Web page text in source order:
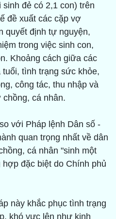
đẻ có 2,1 con) trên
đề xuất các cặp vợ
quyết định tự nguyện,
trong việc sinh con,
Khoảng cách giữa các
tình trạng sức khỏe,
công tác, thu nhập và
cá nhân.
với Pháp lệnh Dân số -
quan trọng nhất về dân
cá nhân "sinh một
đặc biệt do Chính phủ
này khắc phục tình trạng
khó vực lên như kinh